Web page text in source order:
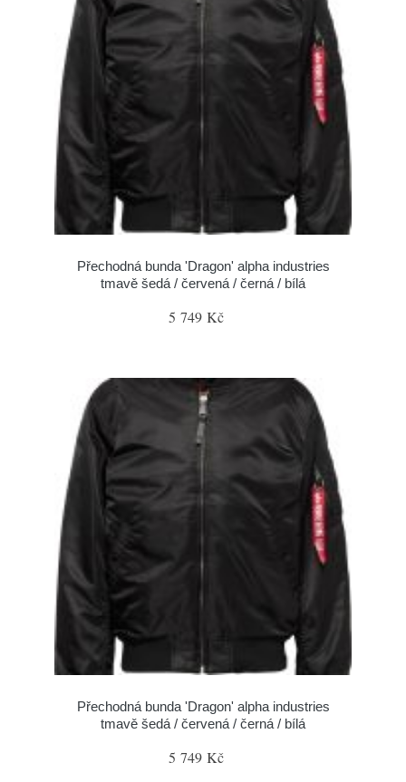
Přechodná bunda 'Dragon' alpha industries
tmavě šedá / červená / černá / bílá
5 749 Kč
Přechodná bunda 'Dragon' alpha industries
tmavě šedá / červená / černá / bílá
5 749 Kč